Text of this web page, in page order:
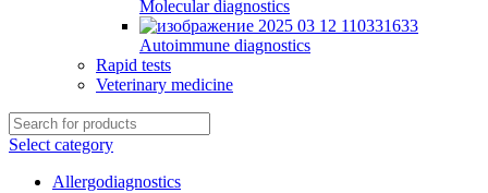
Molecular diagnostics
Autoimmune diagnostics
Rapid tests
Veterinary medicine
Select category
Allergodiagnostics